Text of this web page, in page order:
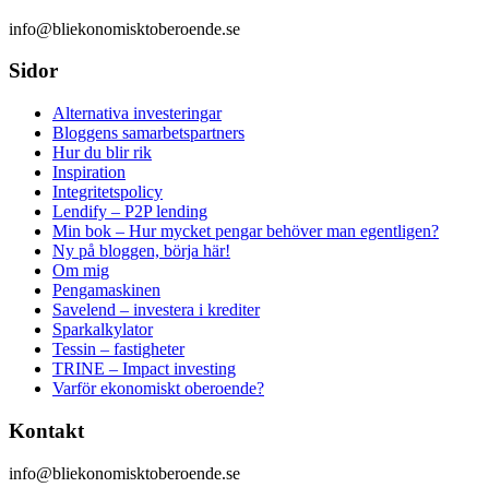
info@bliekonomisktoberoende.se
Sidor
Alternativa investeringar
Bloggens samarbetspartners
Hur du blir rik
Inspiration
Integritetspolicy
Lendify – P2P lending
Min bok – Hur mycket pengar behöver man egentligen?
Ny på bloggen, börja här!
Om mig
Pengamaskinen
Savelend – investera i krediter
Sparkalkylator
Tessin – fastigheter
TRINE – Impact investing
Varför ekonomiskt oberoende?
Kontakt
info@bliekonomisktoberoende.se